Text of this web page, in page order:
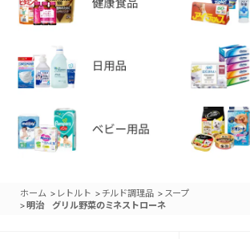
ホーム > レトルト >チルド調理品 > スープ
> 明治 グリル野菜のミネストローネ